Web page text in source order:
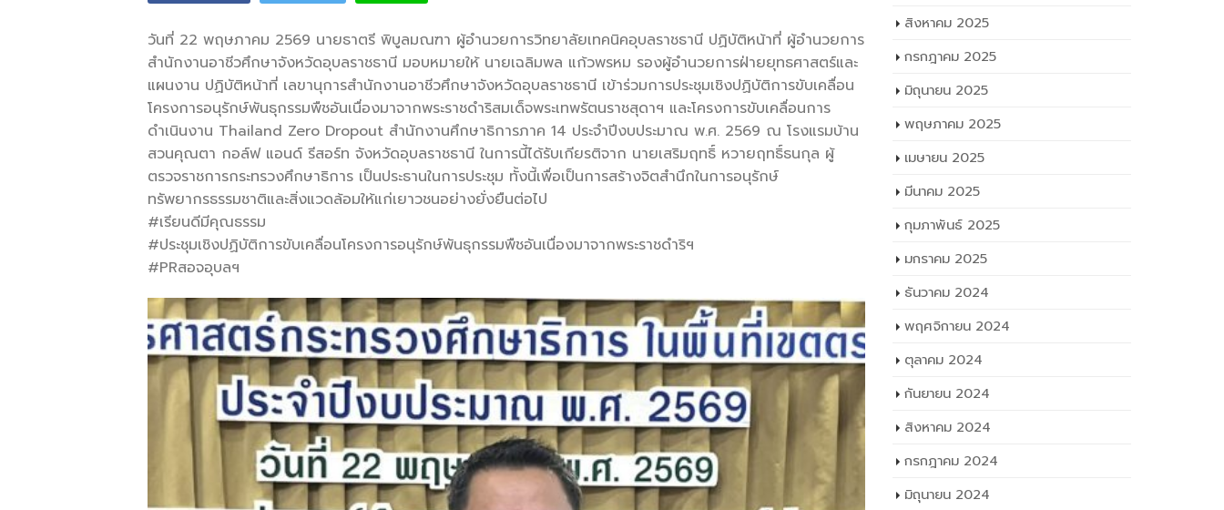
ภาค 14 ประจำปีงบประมาณ พ.ศ. 2569 ณ
วันที่ 22 พฤษภาคม 2569 นายธาตรี พิบูลมณฑา ผู้อำนวยการวิทยาลัยเทคนิคอุบลราชธานี ปฏิบัติหน้าที่ ผู้อำนวยการ
สำนักงานอาชีวศึกษาจังหวัดอุบลราชธานี มอบหมายให้ นายเฉลิมพล แก้วพรหม รองผู้อำนวยการฝ่ายยุทธศาสตร์และ
แผนงาน ปฏิบัติหน้าที่ เลขานุการสำนักงานอาชีวศึกษาจังหวัดอุบลราชธานี เข้าร่วมการประชุมเชิงปฏิบัติการขับเคลื่อน
โครงการอนุรักษ์พันธุกรรมพืชอันเนื่องมาจากพระราชดำริสมเด็จพระเทพรัตนราชสุดาฯ และโครงการขับเคลื่อนการ
ดำเนินงาน Thailand Zero Dropout สำนักงานศึกษาธิการภาค 14 ประจำปีงบประมาณ พ.ศ. 2569 ณ โรงแรมบ้าน
สวนคุณตา กอล์ฟ แอนด์ รีสอร์ท จังหวัดอุบลราชธานี ในการนี้ได้รับเกียรติจาก นายเสริมฤทธิ์ หวายฤทธิ์ธนกุล ผู้
ตรวจราชการกระทรวงศึกษาธิการ เป็นประธานในการประชุม ทั้งนี้เพื่อเป็นการสร้างจิตสำนึกในการอนุรักษ์
ทรัพยากรธรรมชาติและสิ่งแวดล้อมให้แก่เยาวชนอย่างยั่งยืนต่อไป
#เรียนดีมีคุณธรรม
#ประชุมเชิงปฏิบัติการขับเคลื่อนโครงการอนุรักษ์พันธุกรรมพืชอันเนื่องมาจากพระราชดำริฯ
#PRสอจอุบลฯ
สิงหาคม 2025
กรกฎาคม 2025
มิถุนายน 2025
พฤษภาคม 2025
เมษายน 2025
มีนาคม 2025
กุมภาพันธ์ 2025
มกราคม 2025
ธันวาคม 2024
พฤศจิกายน 2024
ตุลาคม 2024
กันยายน 2024
สิงหาคม 2024
กรกฎาคม 2024
มิถุนายน 2024